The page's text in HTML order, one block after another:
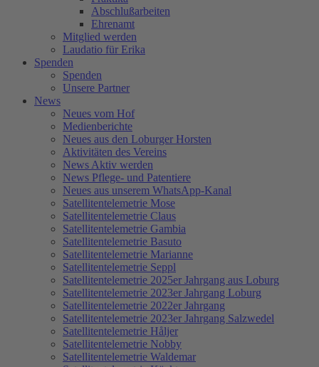
Abschlußarbeiten
Ehrenamt
Mitglied werden
Laudatio für Erika
Spenden
Spenden
Unsere Partner
News
Neues vom Hof
Medienberichte
Neues aus den Loburger Horsten
Aktivitäten des Vereins
News Aktiv werden
News Pflege- und Patentiere
Neues aus unserem WhatsApp-Kanal
Satellitentelemetrie Mose
Satellitentelemetrie Claus
Satellitentelemetrie Gambia
Satellitentelemetrie Basuto
Satellitentelemetrie Marianne
Satellitentelemetrie Seppl
Satellitentelemetrie 2025er Jahrgang aus Loburg
Satellitentelemetrie 2023er Jahrgang Loburg
Satellitentelemetrie 2022er Jahrgang
Satellitentelemetrie 2023er Jahrgang Salzwedel
Satellitentelemetrie Håljer
Satellitentelemetrie Nobby
Satellitentelemetrie Waldemar